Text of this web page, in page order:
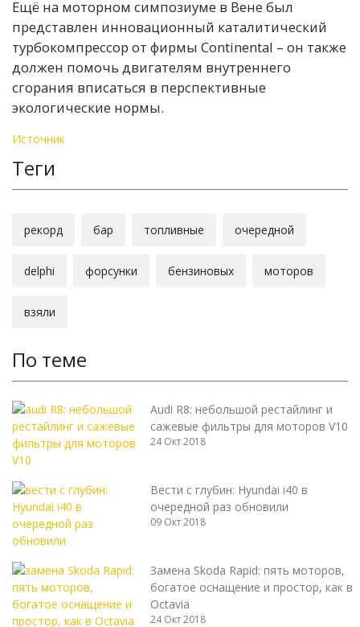
Ещё на моторном симпозиуме в Вене был
представлен инновационный каталитический
турбокомпрессор от фирмы Continental – он также
должен помочь двигателям внутреннего
сгорания вписаться в перспективные
экологические нормы.
Источник
Теги
рекорд бар топливные очередной
delphi форсунки бензиновых моторов
взяли
По теме
Audi R8: небольшой рестайлинг и
сажевые фильтры для моторов V10
24 Окт 2018
Вести с глубин: Hyundai i40 в
очередной раз обновили
09 Окт 2018
Замена Skoda Rapid: пять моторов,
богатое оснащение и простор, как в
Octavia
24 Окт 2018